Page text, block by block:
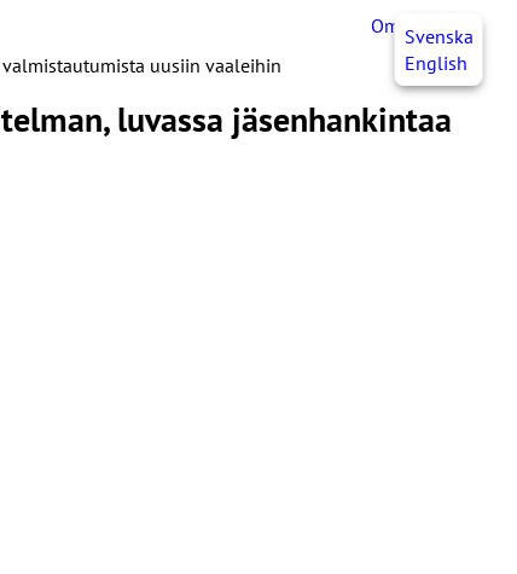
OmaJHLSvenska
English
uusiin vaaleihin
luvassa jäsenhankintaa